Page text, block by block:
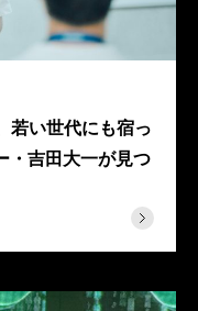
若い世代にも宿っ
・吉田大一が見つ